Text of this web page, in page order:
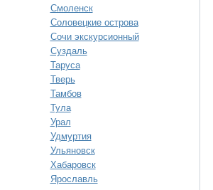
Смоленск
Соловецкие острова
Сочи экскурсионный
Суздаль
Таруса
Тверь
Тамбов
Тула
Урал
Удмуртия
Ульяновск
Хабаровск
Ярославль